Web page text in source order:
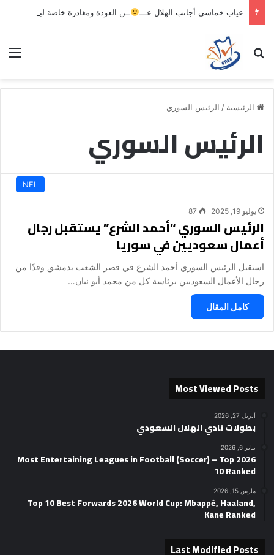
غياب خماسي أجانب الهلال عـــ ــن العودة ومغادرة خاصة لبرامج الاستشفاء والتأهيل
بحث عن
الرئيسية / الرئيس السوري
الرئيس السوري
NFL
يوليو 19, 2025 87
الرئيس السوري “أحمد الشرع” يستقبل رجال
أعمال سعوديين في سوريا
استقبل الرئيس السوري أحمد الشرع في قصر الشعب بدمشق وفدًا من
رجال الأعمال السعوديين برئاسة كل من محمد أبو نيان…
كامل المقال
Most Viewed Posts
أبريل 27, 2026
بطولات نادي الهلال السعودي
يناير 6, 2026
2026 Most Entertaining Leagues in Football (Soccer) – Top
10 Ranked
مارس 15, 2026
Top 10 Best Forwards 2026 World Cup: Mbappé, Haaland,
Kane Ranked
Last Modified Posts